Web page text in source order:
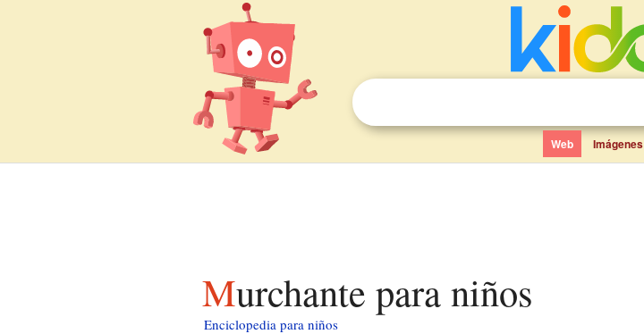
Web Imágenes
Murchante para niños
Enciclopedia para niños